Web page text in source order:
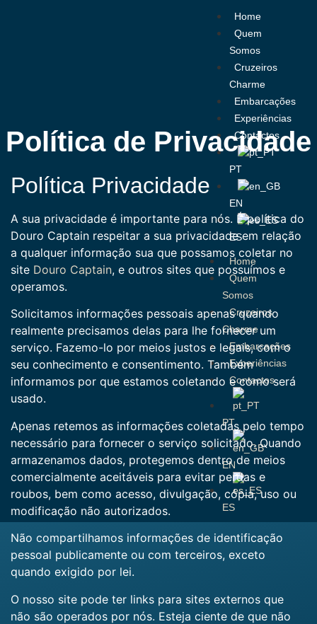
Home
Quem
Somos
Cruzeiros
Charme
Embarcações
Experiências
Contactos
PT
EN
ES
Home
Quem
Somos
Cruzeiros
Charme
Embarcações
Experiências
Contactos
PT
EN
ES
Política de Privacidade
Política Privacidade
A sua privacidade é importante para nós. É política do
Douro Captain respeitar a sua privacidade em relação
a qualquer informação sua que possamos coletar no
site Douro Captain, e outros sites que possuímos e
operamos.
Solicitamos informações pessoais apenas quando
realmente precisamos delas para lhe fornecer um
serviço. Fazemo-lo por meios justos e legais, com o
seu conhecimento e consentimento. Também
informamos por que estamos coletando e como será
usado.
Apenas retemos as informações coletadas pelo tempo
necessário para fornecer o serviço solicitado. Quando
armazenamos dados, protegemos dentro de meios
comercialmente aceitáveis ​​para evitar perdas e
roubos, bem como acesso, divulgação, cópia, uso ou
modificação não autorizados.
Não compartilhamos informações de identificação
pessoal publicamente ou com terceiros, exceto
quando exigido por lei.
O nosso site pode ter links para sites externos que
não são operados por nós. Esteja ciente de que não